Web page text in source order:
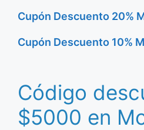
Cupón Descuento 20%
Cupón Descuento 10%
Código
$5000 en